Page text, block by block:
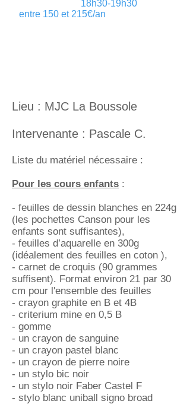
18h30-19h30
entre 150 et 215€/an
Lieu : MJC La Boussole
Intervenante : Pascale C.
Liste du matériel nécessaire :
Pour les cours enfants :
- feuilles de dessin blanches en 224g
(les pochettes Canson pour les
enfants sont suffisantes),
- feuilles d’aquarelle en 300g
(idéalement des feuilles en coton ),
- carnet de croquis (90 grammes
suffisent). Format environ 21 par 30
cm pour l'ensemble des feuilles
- crayon graphite en B et 4B
- criterium mine en 0,5 B
- gomme
- un crayon de sanguine
- un crayon pastel blanc
- un crayon de pierre noire
- un stylo bic noir
- un stylo noir Faber Castel F
- stylo blanc uniball signo broad